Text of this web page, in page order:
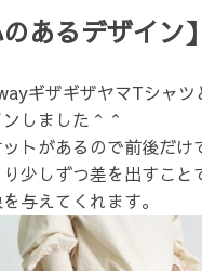
のあるデザイン】
ギザギザヤマTシャツ
しました＾＾
トがあるので前後だけ
少しずつ差を出すこと
与えてくれます。